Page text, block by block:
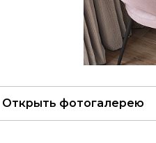
Открыть фотогалерею